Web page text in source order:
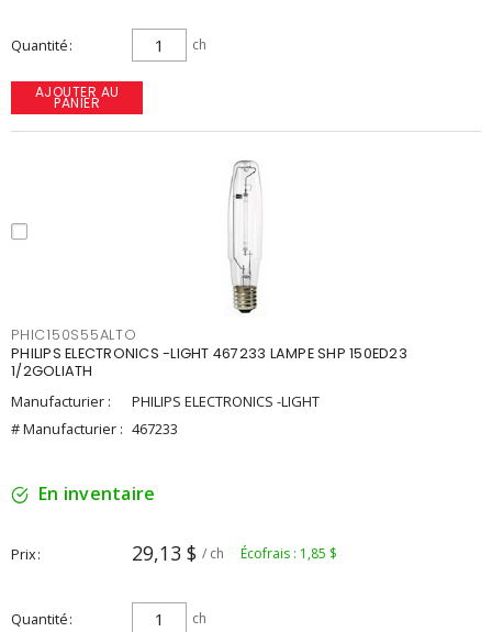
Quantité ch
AJOUTER AU
PANIER
PHIC150S55ALTO
PHILIPS ELECTRONICS -LIGHT 467233 LAMPE SHP 150ED23
1/2GOLIATH
Manufacturier :
PHILIPS ELECTRONICS -LIGHT
# Manufacturier : 467233
En inventaire
Prix 29,13 $ / ch Écofrais : 1,85 $
Quantité ch